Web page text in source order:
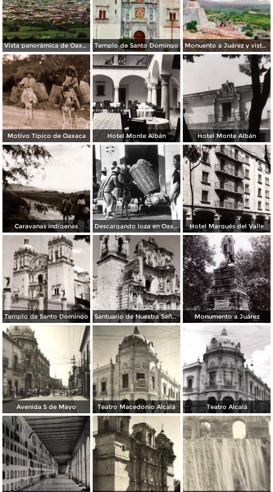
Vista panorámica de Oaxaca Templo de Santo Domingo Monuento a Juárez y vista panorámica de Oaxaca
Motivo Típico de Oaxaca Hotel Monte Albán Hotel Monte Albán
Caravanas indígenas Descargando loza en Oaxaca Hotel Marqués del Valle
Templo de Santo Domingo Santuario de Nuestra Señora de la Soledad Monumento a Juárez
Avenida 5 de Mayo Teatro Macedonio Alcalá Teatro Alcalá